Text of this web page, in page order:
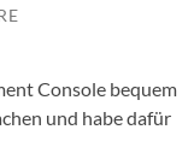
Console bequem
und habe dafür